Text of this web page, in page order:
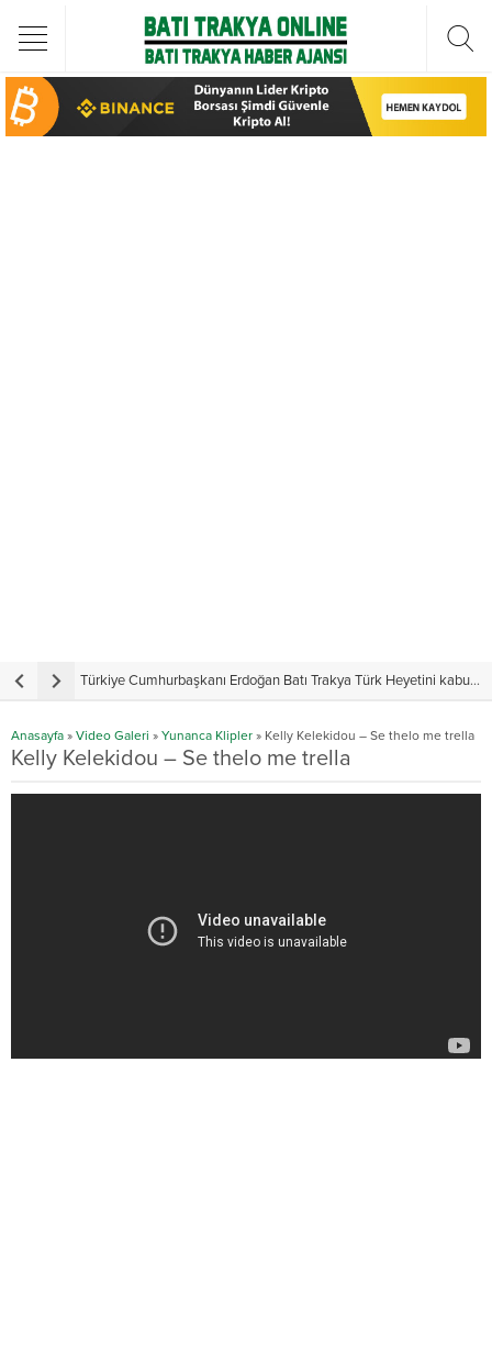
Türkiye Cumhurbaşkanı Erdoğan Batı Trakya Türk Heyetini kabul etti
Anasayfa » Video Galeri » Yunanca Klipler » Kelly Kelekidou – Se thelo me trella
Kelly Kelekidou – Se thelo me trella